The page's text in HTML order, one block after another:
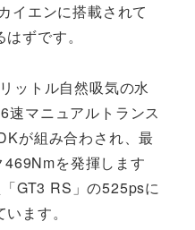
イエンに搭載されて
ずです。
ットル自然吸気の水
速マニュアルトランス
が組み合わされ、最
を発揮します
GT3 RS」の525psに
ます。